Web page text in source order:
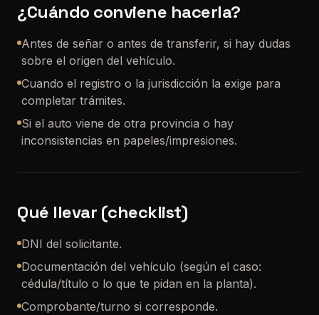
¿Cuándo conviene hacerla?
Antes de señar o antes de transferir, si hay dudas
sobre el origen del vehículo.
Cuando el registro o la jurisdicción la exige para
completar trámites.
Si el auto viene de otra provincia o hay
inconsistencias en papeles/impresiones.
Qué llevar (checklist)
DNI del solicitante.
Documentación del vehículo (según el caso:
cédula/título o lo que te pidan en la planta).
Comprobante/turno si corresponde.